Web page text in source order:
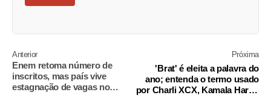
Anterior
Enem retoma número de
inscritos, mas país vive
estagnação de vagas no
Próxima
'Brat' é eleita a palavra do
ano; entenda o termo usado
por Charli XCX, Kamala Harris